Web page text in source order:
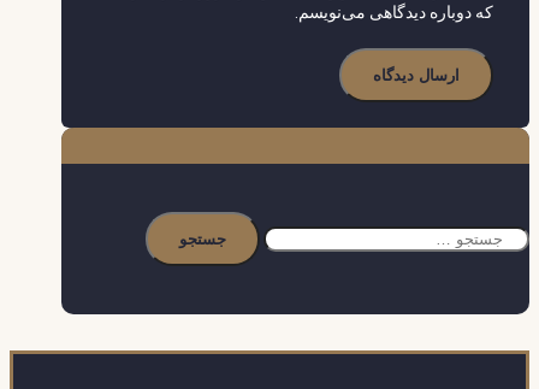
که دوباره دیدگاهی می‌نویسم.
برای: